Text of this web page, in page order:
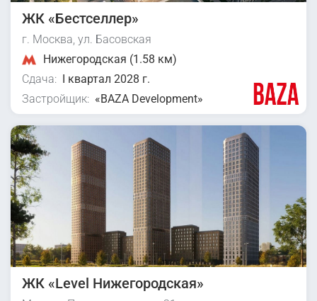
ЖК «Бестселлер»
г. Москва, ул. Басовская
Нижегородская (1.58 км)
Сдача: I квартал 2028 г.
Застройщик: «BAZA Development»
ЖК «Level Нижегородская»